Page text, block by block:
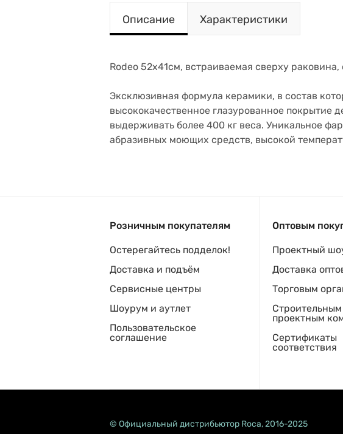
Описание Характеристики
Rodeo 52х41см, встраиваемая сверху
Эксклюзивная формула керамики, в состав
высококачественное глазурованное покрытие
выдерживать более 400 кг веса. Уникальное
абразивных моющих средств, высокой
Розничным покупателям
Остерегайтесь подделок!
Доставка и подъём
Сервисные центры
Шоурум и аутлет
Пользовательское
соглашение
Оптовым
Проектный
Доставка
Торговым
проектным
Сертификаты
соответствия
© Официальный дистрибьютор Roca, 2016-2025